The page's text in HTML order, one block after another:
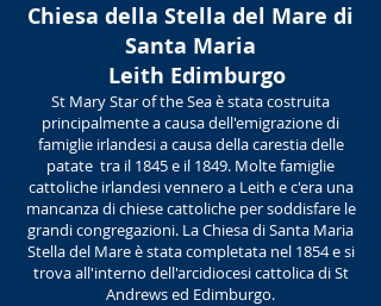
Chiesa della Stella del Mare di
Santa Maria
​ Leith Edimburgo
St Mary Star of the Sea è stata costruita
principalmente a causa dell'emigrazione di
famiglie irlandesi a causa della carestia delle
patate tra il 1845 e il 1849. Molte famiglie
cattoliche irlandesi vennero a Leith e c'era una
mancanza di chiese cattoliche per soddisfare le
grandi congregazioni. La Chiesa di Santa Maria
Stella del Mare è stata completata nel 1854 e si
trova all'interno dell'arcidiocesi cattolica di St
Andrews ed Edimburgo.